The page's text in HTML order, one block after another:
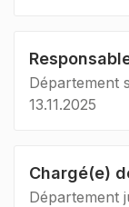
Département
13.11.2025
Chargé(e)
Département